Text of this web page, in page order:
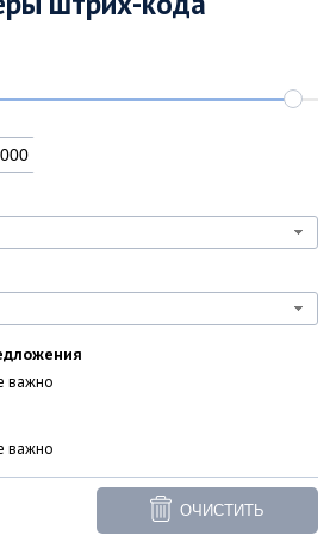
важно
важно
ОЧИСТИТЬ